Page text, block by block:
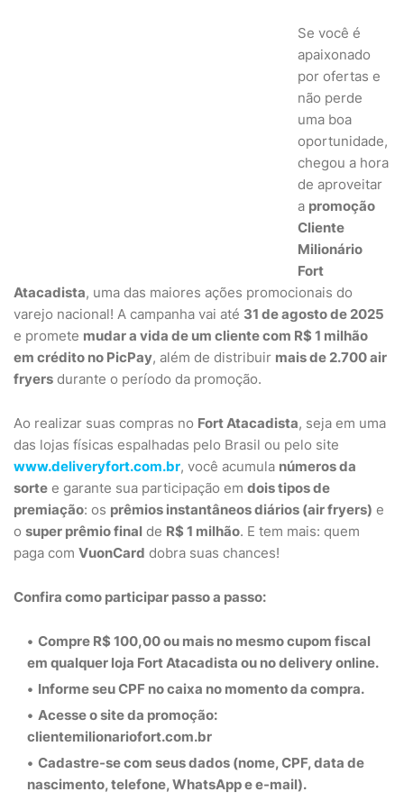
Se você é
apaixonado
por ofertas e
não perde
uma boa
oportunidade,
chegou a hora
de aproveitar
a promoção
Cliente
Milionário
Fort
Atacadista, uma das maiores ações promocionais do
varejo nacional! A campanha vai até 31 de agosto de 2025
e promete mudar a vida de um cliente com R$ 1 milhão
em crédito no PicPay, além de distribuir mais de 2.700 air
fryers durante o período da promoção.
Ao realizar suas compras no Fort Atacadista, seja em uma
das lojas físicas espalhadas pelo Brasil ou pelo site
www.deliveryfort.com.br, você acumula números da
sorte e garante sua participação em dois tipos de
premiação: os prêmios instantâneos diários (air fryers) e
o super prêmio final de R$ 1 milhão. E tem mais: quem
paga com VuonCard dobra suas chances!
Confira como participar passo a passo:
Compre R$ 100,00ou mais no mesmo cupom fiscal
em qualquer loja Fort Atacadista ou no delivery online.
Informe seuCPF no caixa no momento da compra.
Acesse o site da promoção:
clientemilionariofort.com.br
Cadastre-secom seus dados (nome, CPF, data de
nascimento, telefone, WhatsApp e e-mail).